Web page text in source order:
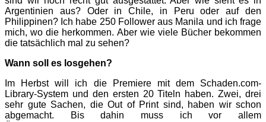
Argentinien aus? Oder in Chile, in Peru oder auf den
Philippinen? Ich habe 250 Follower aus Manila und ich frage
mich, wo die herkommen. Aber wie viele Bücher bekommen
die tatsächlich mal zu sehen?
Wann soll es losgehen?
Im Herbst will ich die Premiere mit dem Schaden.com-
Library-System und den ersten 20 Titeln haben. Zwei, drei
sehr gute Sachen, die Out of Print sind, haben wir schon
abgemacht. Bis dahin muss ich vor allem